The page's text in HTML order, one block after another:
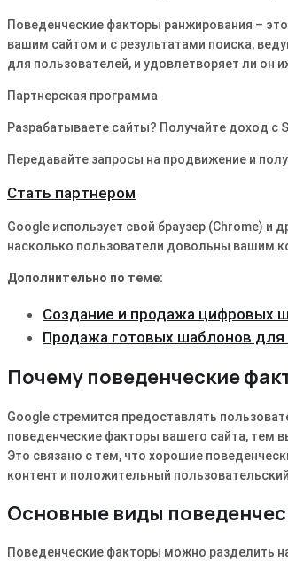
Поведенческие факторы ранжирования –
вашим сайтом и с результатами поиска,
для пользователей, и удовлетворяет ли он
Партнерская программа
Разрабатываете сайты? Получайте доход с
Передавайте запросы на продвижение и
Стать партнером
Google использует свой браузер (Chrome) и
насколько пользователи довольны вашим
Дополнительно по теме:
Создание и продажа цифровых
Продажа готовых шаблонов для
Почему поведенческие
Google стремится предоставлять
поведенческие факторы вашего сайта, тем
Это связано с тем, что хорошие
контент и положительный
Основные виды
Поведенческие факторы можно разделить